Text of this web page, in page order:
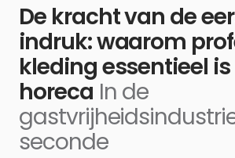
De kracht van de
indruk: waarom
kleding essentieel
horeca In de
seconde